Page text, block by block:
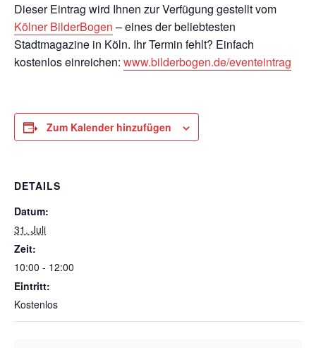
Dieser Eintrag wird Ihnen zur Verfügung gestellt vom
Kölner BilderBogen – eines der beliebtesten
Stadtmagazine in Köln. Ihr Termin fehlt? Einfach
kostenlos einreichen: www.bilderbogen.de/eventeintrag
Zum Kalender hinzufügen
DETAILS
Datum:
31. Juli
Zeit:
10:00 - 12:00
Eintritt:
Kostenlos